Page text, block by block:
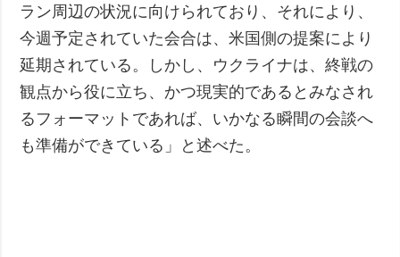
ラン周辺の状況に向けられており、それにより、
今週予定されていた会合は、米国側の提案により
延期されている。しかし、ウクライナは、終戦の
観点から役に立ち、かつ現実的であるとみなされ
るフォーマットであれば、いかなる瞬間の会談へ
も準備ができている」と述べた。